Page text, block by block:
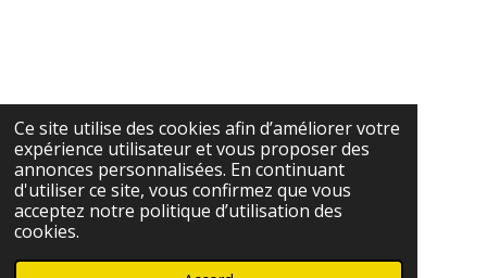
Ce site utilise des cookies afin d’améliorer votre
expérience utilisateur et vous proposer des
annonces personnalisées. En continuant
d'utiliser ce site, vous confirmez que vous
acceptez notre politique d’utilisation des
cookies.